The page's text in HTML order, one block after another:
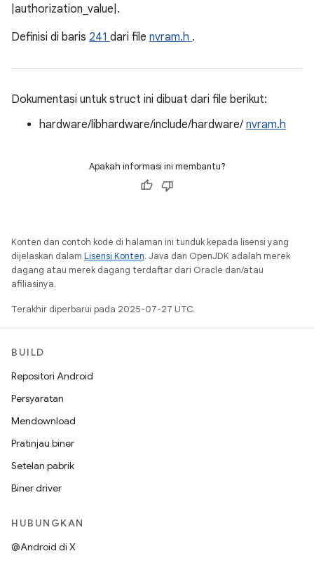
|authorization_value|.
Definisi di baris 241 dari file nvram.h .
Dokumentasi untuk struct ini dibuat dari file berikut:
hardware/libhardware/include/hardware/ nvram.h
Apakah informasi ini membantu?
Konten dan contoh kode di halaman ini tunduk kepada lisensi yang
dijelaskan dalam Lisensi Konten. Java dan OpenJDK adalah merek
dagang atau merek dagang terdaftar dari Oracle dan/atau
afiliasinya.
Terakhir diperbarui pada 2025-07-27 UTC.
BUILD
Repositori Android
Persyaratan
Mendownload
Pratinjau biner
Setelan pabrik
Biner driver
HUBUNGKAN
@Android di X